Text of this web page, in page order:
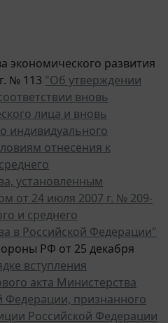
№ 113"Об утверждении
вновь
лица и вновь
индивидуального
отнесения к
установленным
от 24 июля 2007 г. № 209-
и среднего
в Российской Федерации"
РФ от 25 декабря
вступления
акта Министерства
признанного
Российской Федерации